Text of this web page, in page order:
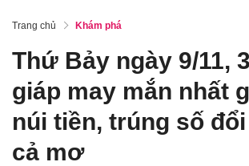
Trang chủ Khám phá
Thứ Bảy ngày 9/11,
giáp may mắn nhất
núi tiền, trúng số
cả mơ